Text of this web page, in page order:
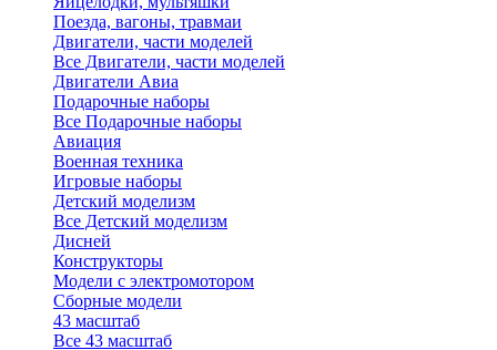
Поезда, вагоны, травмаи
Двигатели, части моделей
Все Двигатели, части моделей
Двигатели Авиа
Подарочные наборы
Все Подарочные наборы
Авиация
Военная техника
Игровые наборы
Детский моделизм
Все Детский моделизм
Дисней
Конструкторы
Модели с электромотором
Сборные модели
43 масштаб
Все 43 масштаб